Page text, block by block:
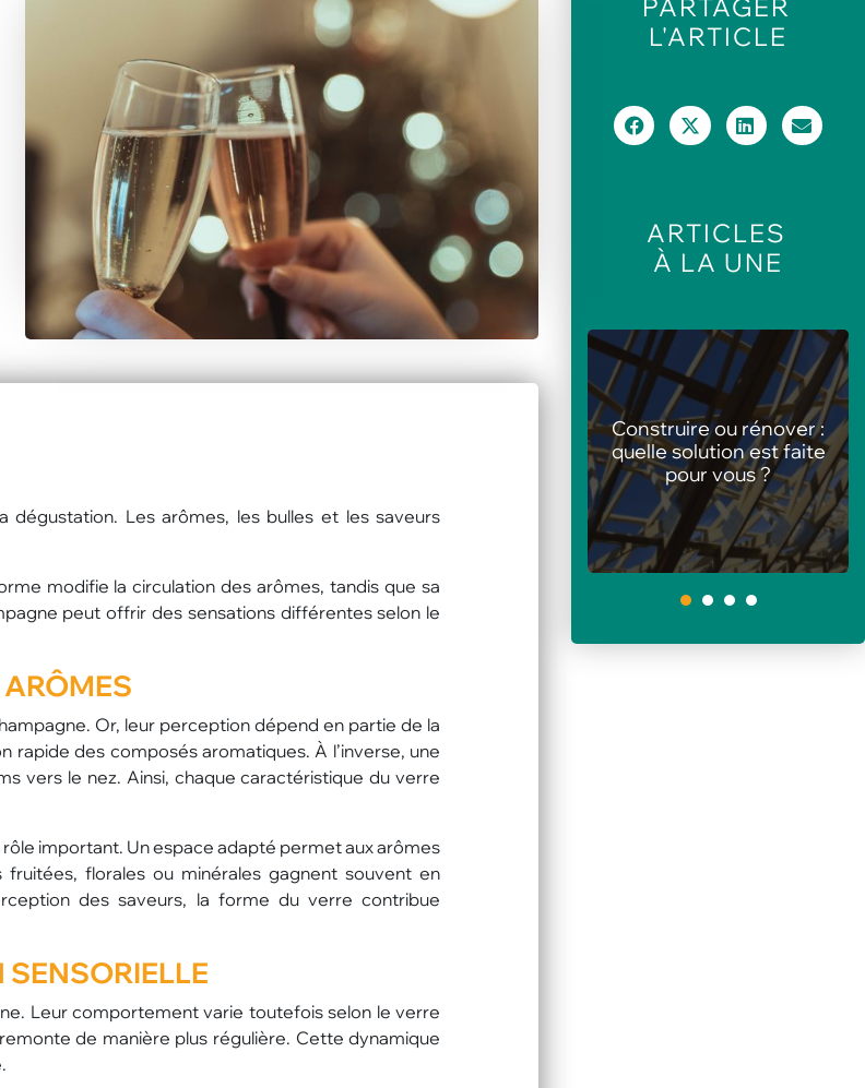
dégustation. Les arômes, les bulles et les saveurs
modifie la circulation des arômes, tandis que sa
peut offrir des sensations différentes selon le
Or, leur perception dépend en partie de la
des composés aromatiques. À l’inverse, une
vers le nez. Ainsi, chaque caractéristique du verre
important. Un espace adapté permet aux arômes
florales ou minérales gagnent souvent en
des saveurs, la forme du verre contribue
SENSORIELLE
Leur comportement varie toutefois selon le verre
de manière plus régulière. Cette dynamique
PARTAGER
L'ARTICLE
ARTICLES
À LA UNE
Les meilleures
animations pour centres
de loisirs en été